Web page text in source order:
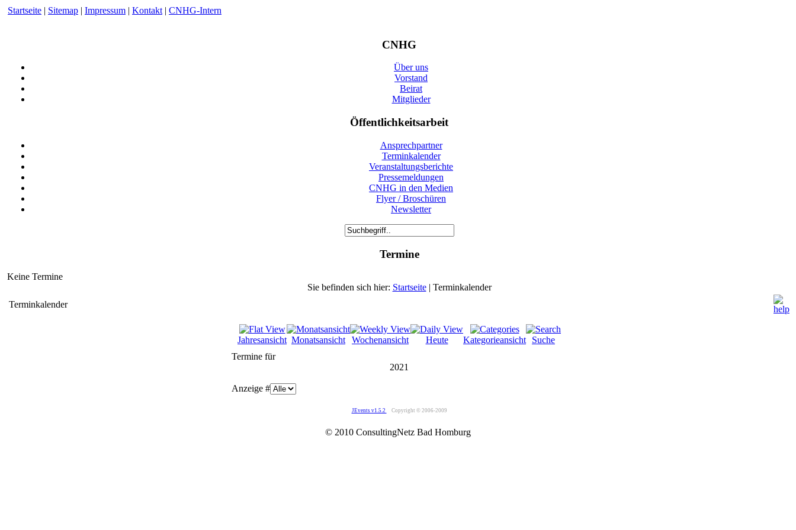
Startseite | Sitemap | Impressum | Kontakt | CNHG-Intern
CNHG
Über uns
Vorstand
Beirat
Mitglieder
Öffentlichkeitsarbeit
Ansprechpartner
Terminkalender
Veranstaltungsberichte
Pressemeldungen
CNHG in den Medien
Flyer / Broschüren
Newsletter
Termine
Keine Termine
Sie befinden sich hier: Startseite| Terminkalender
Terminkalender
Jahresansicht Monatsansicht Wochenansicht Heute Kategorieansicht
Suche
Termine für
2021
Anzeige #
JEvents v1.5.2 Copyright © 2006-2009
© 2010 ConsultingNetz Bad Homburg